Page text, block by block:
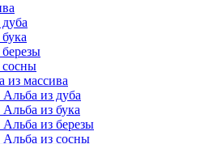
сосны
из массива
из дуба
из бука
из березы
Альба из сосны